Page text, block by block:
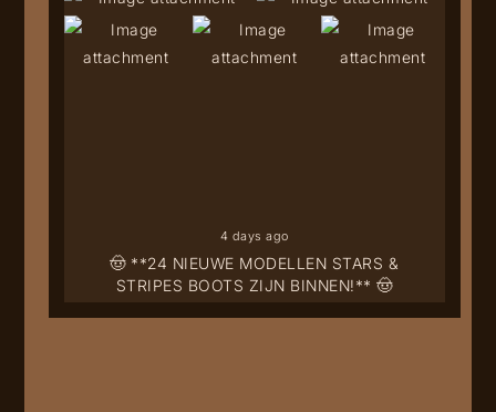
🤠 **24 NIEUWE MODELLEN STARS &
STRIPES BOOTS ZIJN BINNEN!** 🤠
4 days ago